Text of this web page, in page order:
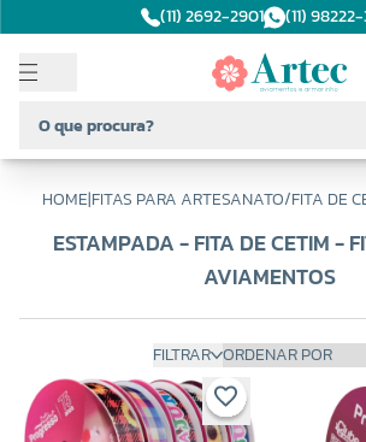
(11) 2692-2901 (11)
HOME|FITAS PARA ARTESANATO/FITA DE
ESTAMPADA - FITA DE CETIM -
AVIAMENTOS
FILTRAR